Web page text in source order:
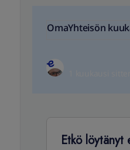
OmaYhteisön
Etkö löytänyt